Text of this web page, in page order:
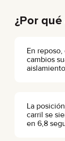
¿Por
En
cambios
La
carril se
en 6,8